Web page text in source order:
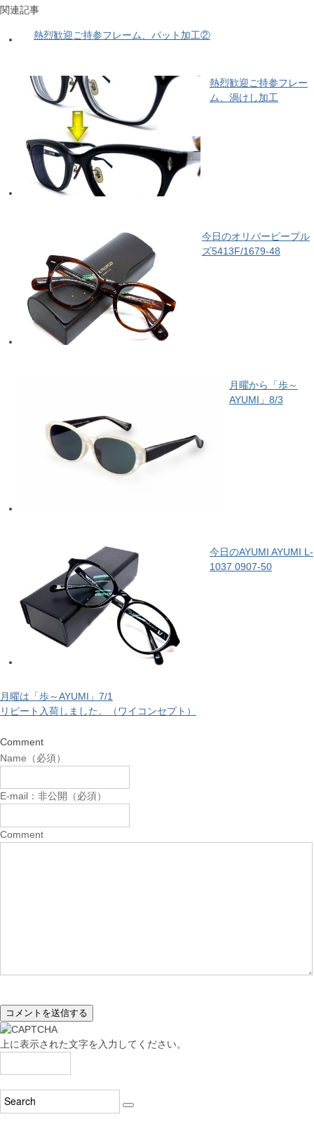
関連記事
熱烈歓迎ご持参フレーム、パット加工②
熱烈歓迎ご持参フレー
ム、渦けし加工
今日のオリバーピープル
ズ5413F/1679-48
月曜から「歩～
AYUMI」8/3
今日のAYUMI AYUMI L-
1037 0907-50
月曜は「歩～AYUMI」7/1
リピート入荷しました。（ワイコンセプト）
Comment
Name（必須）
E-mail：非公開（必須）
Comment
上に表示された文字を入力してください。